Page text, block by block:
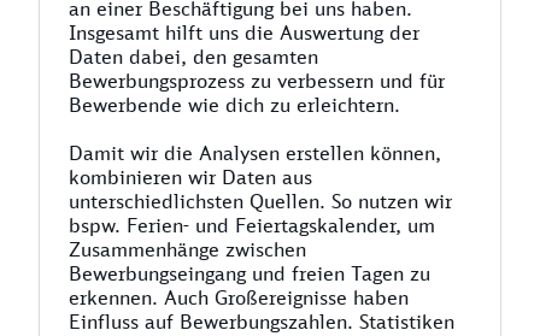
an einer Beschäftigung bei uns haben.
Insgesamt hilft uns die Auswertung der
Daten dabei, den gesamten
Bewerbungsprozess zu verbessern und für
Bewerbende wie dich zu erleichtern.
Damit wir die Analysen erstellen können,
kombinieren wir Daten aus
unterschiedlichsten Quellen. So nutzen wir
bspw. Ferien- und Feiertagskalender, um
Zusammenhänge zwischen
Bewerbungseingang und freien Tagen zu
erkennen. Auch Großereignisse haben
Einfluss auf Bewerbungszahlen. Statistiken